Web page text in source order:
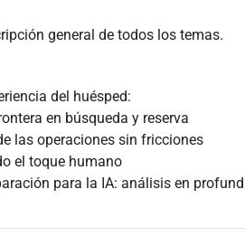
general de todos los temas.
del huésped:
en búsqueda y reserva
las operaciones sin fricciones
el toque humano
para la IA: análisis en